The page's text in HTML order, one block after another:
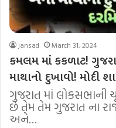
jansad March 31, 2024
કમલમ માં કકળાટ!
માથાનો દુખાવો! મોદી
ગુજરાત માં
છે તેમ તેમ ગુજરાત ના
અને…